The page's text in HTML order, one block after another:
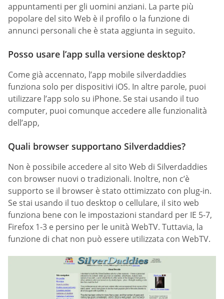
appuntamenti per gli uomini anziani. La parte più
popolare del sito Web è il profilo o la funzione di
annunci personali che è stata aggiunta in seguito.
Posso usare l’app sulla versione desktop?
Come già accennato, l’app mobile silverdaddies
funziona solo per dispositivi iOS. In altre parole, puoi
utilizzare l’app solo su iPhone. Se stai usando il tuo
computer, puoi comunque accedere alle funzionalità
dell’app,
Quali browser supportano Silverdaddies?
Non è possibile accedere al sito Web di Silverdaddies
con browser nuovi o tradizionali. Inoltre, non c’è
supporto se il browser è stato ottimizzato con plug-in.
Se stai usando il tuo desktop o cellulare, il sito web
funziona bene con le impostazioni standard per IE 5-7,
Firefox 1-3 e persino per le unità WebTV. Tuttavia, la
funzione di chat non può essere utilizzata con WebTV.